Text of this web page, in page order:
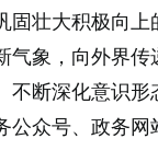
固壮大积极向上
象，向外界传
不断深化意识形
公众号、政务网